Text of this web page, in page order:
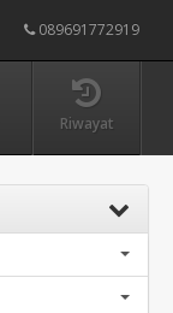
089691772919
Riwayat